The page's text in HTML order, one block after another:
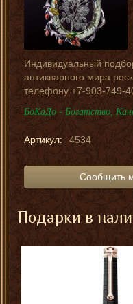
Индивидуальный
антикварного мира
телефону +7-903-749-
БоКаДо - Богатство,
Артикул: 4534
Сообщить
Подарки в